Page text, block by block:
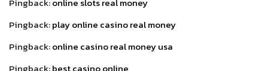
Pingback:play online casino real money
Pingback:online casino real money usa
Pingback:best casino online